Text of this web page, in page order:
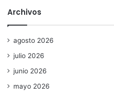
Archivos
agosto 2026
julio 2026
junio 2026
mayo 2026